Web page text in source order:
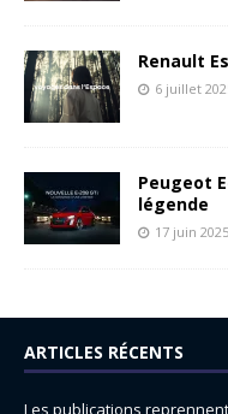
Renault
6 juillet
Peugeot
légende
17 juin 2025
ARTICLES RÉCENTS
Les publications